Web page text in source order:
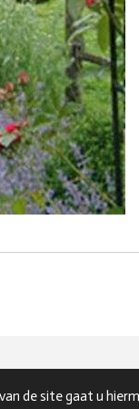
de site gaat u